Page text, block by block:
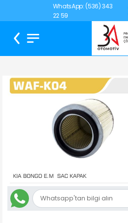
WhatsApp: (536) 343
22 59